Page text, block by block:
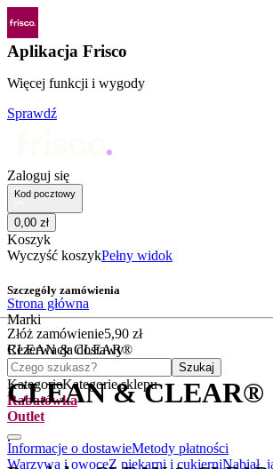
Aplikacja Frisco
Więcej funkcji i wygody
Sprawdź
Zaloguj się
Kod pocztowy
0,00 zł
Koszyk
Wyczyść koszykPełny widok
Szczegóły zamówienia
Złóż zamówienie5,90 zł
Rezerwacja dostawy
Czego szukasz?
Szukaj
KategorieKategorie sklepu
Rabatówka
Outlet
Informacje o dostawieMetody płatności
Warzywa i owoceZ piekarni i cukierniNabiał,
Strona główna
Marki
CLEAN & CLEAR®
CLEAN & CLEAR®
.